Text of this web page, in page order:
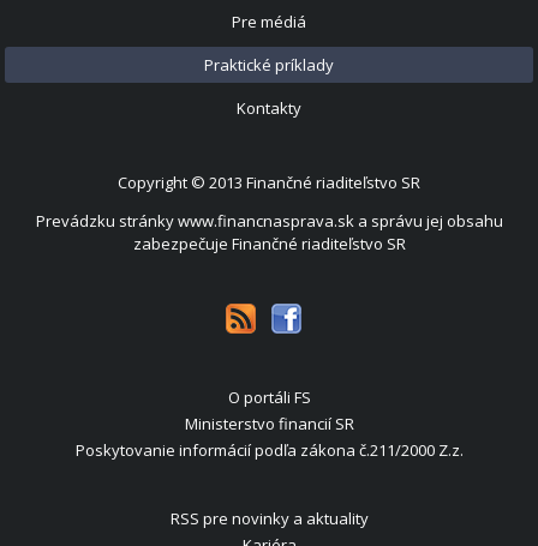
Pre médiá
Praktické príklady
Kontakty
Copyright © 2013 Finančné riaditeľstvo SR
Prevádzku stránky www.financnasprava.sk a správu jej obsahu
zabezpečuje Finančné riaditeľstvo SR
O portáli FS
Ministerstvo financií SR
Poskytovanie informácií podľa zákona č.211/2000 Z.z.
RSS pre novinky a aktuality